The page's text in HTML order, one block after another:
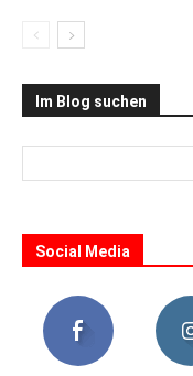
Im Blog suchen
Social Media